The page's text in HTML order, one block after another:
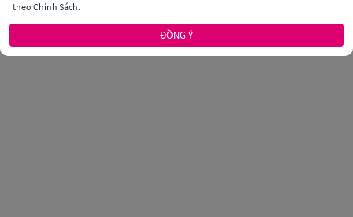
theo Chính Sách.
ĐỒNG Ý